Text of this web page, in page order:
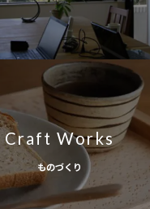
Craft Works
ものづくり